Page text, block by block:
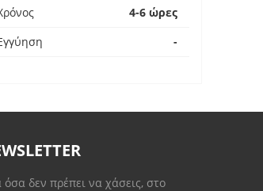
4-6 ώρες
-
δεν πρέπει να χάσεις, στο